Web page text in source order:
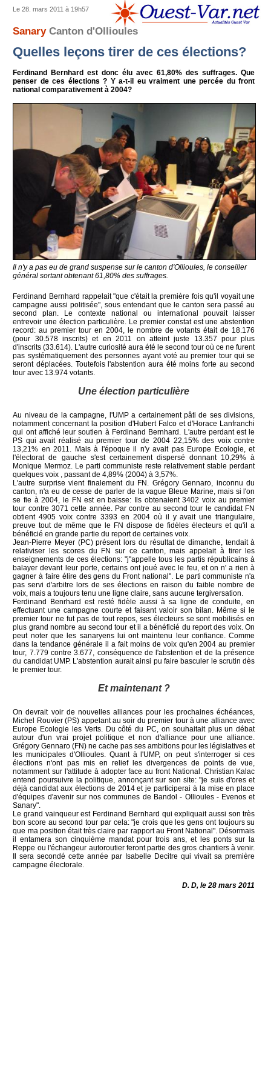
Le 28. mars 2011 à 19h57
SanaryCanton d'Ollioules
Quelles leçons tirer de ces élections?
Ferdinand Bernhard est donc élu avec 61,80% des suffrages. Que
penser de ces élections ? Y a-t-il eu vraiment une percée du front
national comparativement à 2004?
Il n'y a pas eu de grand suspense sur le canton d'Ollioules, le conseiller
général sortant obtenant 61,80% des suffrages.
Ferdinand Bernhard rappelait "que c'était la première fois qu'il voyait une
campagne aussi politisée", sous entendant que le canton sera passé au
second plan. Le contexte national ou international pouvait laisser
entrevoir une élection particulière. Le premier constat est une abstention
record: au premier tour en 2004, le nombre de votants était de 18.176
(pour 30.578 inscrits) et en 2011 on atteint juste 13.357 pour plus
d'inscrits (33.614). L'autre curiosité aura été le second tour où ce ne furent
pas systématiquement des personnes ayant voté au premier tour qui se
seront déplacées. Toutefois l'abstention aura été moins forte au second
tour avec 13.974 votants.
Une élection particulière
Au niveau de la campagne, l'UMP a certainement pâti de ses divisions,
notamment concernant la position d'Hubert Falco et d'Horace Lanfranchi
qui ont affiché leur soutien à Ferdinand Bernhard. L'autre perdant est le
PS qui avait réalisé au premier tour de 2004 22,15% des voix contre
13,21% en 2011. Mais à l'époque il n'y avait pas Europe Ecologie, et
l'électorat de gauche s'est certainement dispersé donnant 10,29% à
Monique Mermoz. Le parti communiste reste relativement stable perdant
quelques voix , passant de 4,89% (2004) à 3,57%.
L'autre surprise vient finalement du FN. Grégory Gennaro, inconnu du
canton, n'a eu de cesse de parler de la vague Bleue Marine, mais si l'on
se fie à 2004, le FN est en baisse: Ils obtenaient 3402 voix au premier
tour contre 3071 cette année. Par contre au second tour le candidat FN
obtient 4905 voix contre 3393 en 2004 où il y avait une triangulaire,
preuve tout de même que le FN dispose de fidèles électeurs et qu'il a
bénéficié en grande partie du report de certaines voix.
Jean-Pierre Meyer (PC) présent lors du résultat de dimanche, tendait à
relativiser les scores du FN sur ce canton, mais appelait à tirer les
enseignements de ces élections: "j''appelle tous les partis républicains à
balayer devant leur porte, certains ont joué avec le feu, et on n' a rien à
gagner à faire élire des gens du Front national". Le parti communiste n'a
pas servi d'arbitre lors de ses élections en raison du faible nombre de
voix, mais a toujours tenu une ligne claire, sans aucune tergiversation.
Ferdinand Benrhard est resté fidèle aussi à sa ligne de conduite, en
effectuant une campagne courte et faisant valoir son bilan. Même si le
premier tour ne fut pas de tout repos, ses électeurs se sont mobilisés en
plus grand nombre au second tour et il a bénéficié du report des voix. On
peut noter que les sanaryens lui ont maintenu leur confiance. Comme
dans la tendance générale il a fait moins de voix qu'en 2004 au premier
tour, 7.779 contre 3.677, conséquence de l'abstention et de la présence
du candidat UMP. L'abstention aurait ainsi pu faire basculer le scrutin dès
le premier tour.
Et maintenant ?
On devrait voir de nouvelles alliances pour les prochaines échéances,
Michel Rouvier (PS) appelant au soir du premier tour à une alliance avec
Europe Ecologie les Verts. Du côté du PC, on souhaitait plus un débat
autour d'un vrai projet politique et non d'alliance pour une alliance.
Grégory Gennaro (FN) ne cache pas ses ambitions pour les législatives et
les municipales d'Ollioules. Quant à l'UMP, on peut s'interroger si ces
élections n'ont pas mis en relief les divergences de points de vue,
notamment sur l'attitude à adopter face au front National. Christian Kalac
entend poursuivre la politique, annonçant sur son site: "je suis d'ores et
déjà candidat aux élections de 2014 et je participerai à la mise en place
d'équipes d'avenir sur nos communes de Bandol - Ollioules - Evenos et
Sanary".
Le grand vainqueur est Ferdinand Bernhard qui expliquait aussi son très
bon score au second tour par cela: "je crois que les gens ont toujours su
que ma position était très claire par rapport au Front National". Désormais
il entamera son cinquième mandat pour trois ans, et les ponts sur la
Reppe ou l'échangeur autoroutier feront partie des gros chantiers à venir.
Il sera secondé cette année par Isabelle Decitre qui vivait sa première
campagne électorale.
D. D, le 28 mars 2011